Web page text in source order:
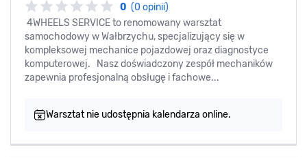
0 (0 opinii)
4WHEELS SERVICE to renomowany warsztat
samochodowy w Wałbrzychu, specjalizujący się w
kompleksowej mechanice pojazdowej oraz diagnostyce
komputerowej. Nasz doświadczony zespół mechaników
zapewnia profesjonalną obsługę i fachowe...
Warsztat nie udostępnia kalendarza online.